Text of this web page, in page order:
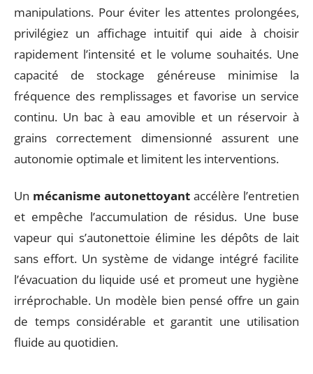
manipulations. Pour éviter les attentes prolongées,
privilégiez un affichage intuitif qui aide à choisir
rapidement l’intensité et le volume souhaités. Une
capacité de stockage généreuse minimise la
fréquence des remplissages et favorise un service
continu. Un bac à eau amovible et un réservoir à
grains correctement dimensionné assurent une
autonomie optimale et limitent les interventions.
Un mécanisme autonettoyant accélère l’entretien
et empêche l’accumulation de résidus. Une buse
vapeur qui s’autonettoie élimine les dépôts de lait
sans effort. Un système de vidange intégré facilite
l’évacuation du liquide usé et promeut une hygiène
irréprochable. Un modèle bien pensé offre un gain
de temps considérable et garantit une utilisation
fluide au quotidien.